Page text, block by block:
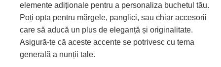
elemente adiționale pentru a personaliza buchetul tău.
Poți opta pentru mărgele, panglici, sau chiar accesorii
care să aducă un plus de eleganță și originalitate.
Asigură-te că aceste accente se potrivesc cu tema
generală a nunții tale.